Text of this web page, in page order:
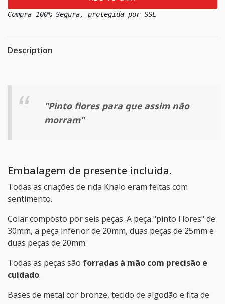
Compra 100% Segura, protegida por SSL
Description
"Pinto flores para que assim não
morram"
Embalagem de presente incluída.
Todas as criações de rida Khalo eram feitas com
sentimento.
Colar composto por seis peças. A peça "pinto Flores" de
30mm, a peça inferior de 20mm, duas peças de 25mm e
duas peças de 20mm.
Todas as peças são forradas à mão com precisão e
cuidado.
Bases de metal cor bronze, tecido de algodão e fita de